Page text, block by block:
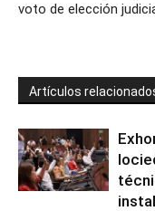
voto de elección
Artículos